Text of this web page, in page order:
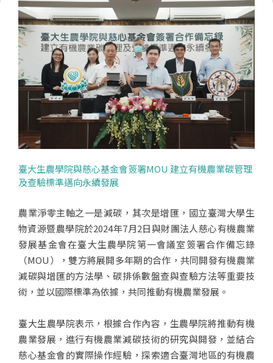
臺大生農學院與慈心基金會簽署MOU 建立有機農業碳管理
及查驗標準邁向永續發展
農業淨零主軸之一是減碳，其次是增匯，國立臺灣大學生
物資源暨農學院於2024年7月2日與財團法人慈心有機農業
發展基金會在臺大生農學院第一會議室簽署合作備忘錄
（MOU），雙方將展開多年期的合作，共同開發有機農業
減碳與增匯的方法學、碳排係數盤查與查驗方法等重要技
術，並以國際標準為依據，共同推動有機農業發展。
臺大生農學院表示，根據合作內容，生農學院將推動有機
農業發展，進行有機農業減碳技術的研究與開發，並結合
慈心基金會的實際操作經驗，探索適合臺灣地區的有機農